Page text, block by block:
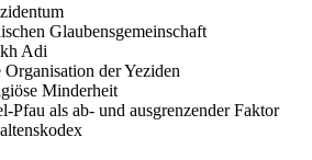
Glaubensgemeinschaft
Adi
der Yeziden
Minderheit
Pfau als ab- und ausgrenzender Faktor